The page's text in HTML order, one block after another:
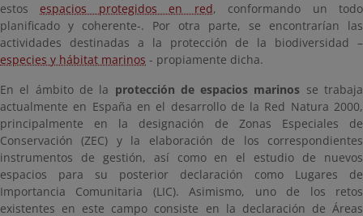
estos espacios protegidos en red, conformando un todo
planificado y coherente-. Por otra parte, se encontrarían las
actividades destinadas a la protección de la biodiversidad –
especies y hábitat marinos - propiamente dicha.
En el ámbito de la protección de espacios marinos se trabaja
actualmente en España en el desarrollo de la Red Natura 2000,
principalmente en la designación de Zonas Especiales de
Conservación (ZEC) y la elaboración de los correspondientes
instrumentos de gestión, así como en el estudio de nuevos
espacios para su posterior declaración como Lugares de
Importancia Comunitaria (LIC). Asimismo, uno de los retos
existentes en este campo consiste en la declaración de Áreas